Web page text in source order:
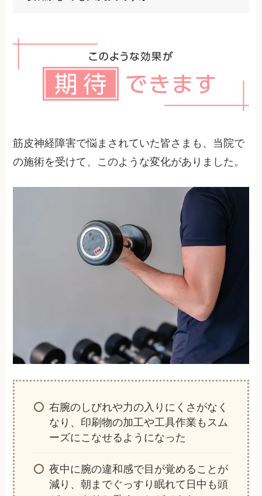
段階的に状態を追っていきます。
ば、仕事や軽い運動を続けながら治療することも
可能です。ただし無理を重ねると悪化しやすいた
め、こまめな評価が重要です。
筋皮神経障害で悩まされていた皆さまも、当院で
の施術を受けて、このような変化がありました。
右腕のしびれや力の入りにくさがなく
なり、印刷物の加工や工具作業もスム
ーズにこなせるようになった
夜中に腕の違和感で目が覚めることが
減り、朝までぐっすり眠れて日中も頭